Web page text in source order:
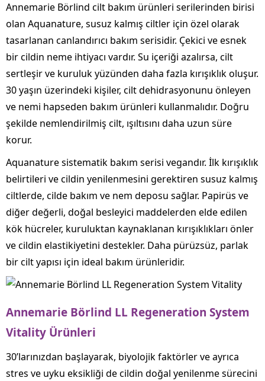
Annemarie Börlind cilt bakım ürünleri serilerinden birisi
olan Aquanature, susuz kalmış ciltler için özel olarak
tasarlanan canlandırıcı bakım serisidir. Çekici ve esnek
bir cildin neme ihtiyacı vardır. Su içeriği azalırsa, cilt
sertleşir ve kuruluk yüzünden daha fazla kırışıklık oluşur.
30 yaşın üzerindeki kişiler, cilt dehidrasyonunu önleyen
ve nemi hapseden bakım ürünleri kullanmalıdır. Doğru
şekilde nemlendirilmiş cilt, ışıltısını daha uzun süre
korur.
Aquanature sistematik bakım serisi vegandır. İlk kırışıklık
belirtileri ve cildin yenilenmesini gerektiren susuz kalmış
ciltlerde, cilde bakım ve nem deposu sağlar. Papirüs ve
diğer değerli, doğal besleyici maddelerden elde edilen
kök hücreler, kuruluktan kaynaklanan kırışıklıkları önler
ve cildin elastikiyetini destekler. Daha pürüzsüz, parlak
bir cilt yapısı için ideal bakım ürünleridir.
Annemarie Börlind LL Regeneration System
Vitality Ürünleri
30’larınızdan başlayarak, biyolojik faktörler ve ayrıca
stres ve uyku eksikliği de cildin doğal yenilenme sürecini